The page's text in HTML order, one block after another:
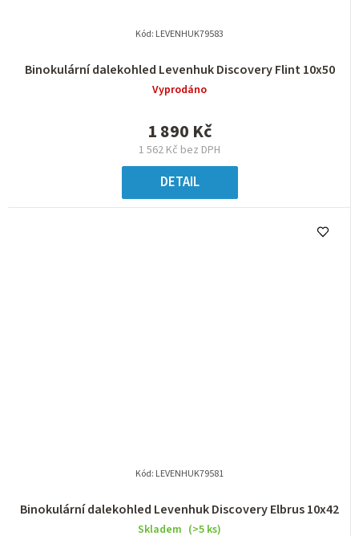
Binokulární dalekohled Levenhuk Discovery Flint 10x50
Vyprodáno
1 562 Kč bez DPH
1 890 Kč
DETAIL
Kód: LEVENHUK79583
Binokulární dalekohled Levenhuk Discovery Elbrus 10x42
Skladem (>5 ks)
Kód: LEVENHUK79581